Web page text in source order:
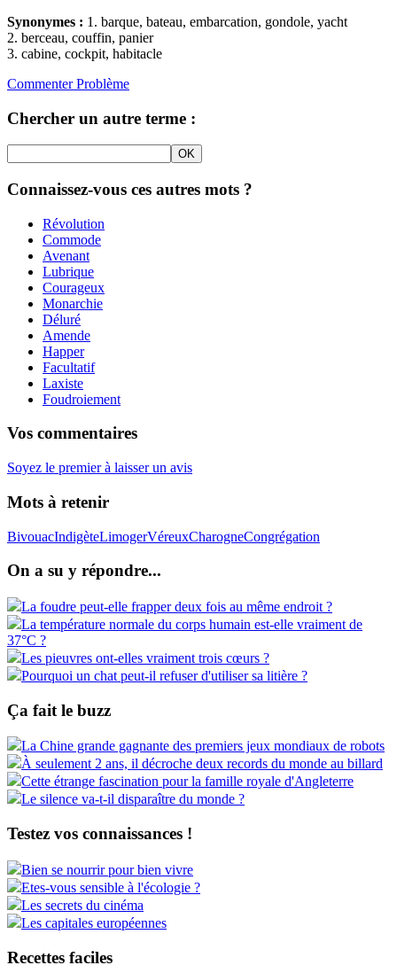
Synonymes : 1. barque, bateau, embarcation, gondole, yacht
2. berceau, couffin, panier
3. cabine, cockpit, habitacle
CommenterProblème
Chercher un autre terme :
Connaissez-vous ces autres mots ?
Révolution
Commode
Avenant
Lubrique
Courageux
Monarchie
Déluré
Amende
Happer
Facultatif
Laxiste
Foudroiement
Vos commentaires
Soyez le premier à laisser un avis
Mots à retenir
BivouacIndigèteLimogerVéreuxCharogneCongrégation
On a su y répondre...
La foudre peut-elle frapper deux fois au même endroit ?
La température normale du corps humain est-elle vraiment de
37°C ?
Les pieuvres ont-elles vraiment trois cœurs ?
Pourquoi un chat peut-il refuser d'utiliser sa litière ?
Ça fait le buzz
La Chine grande gagnante des premiers jeux mondiaux de robots
À seulement 2 ans, il décroche deux records du monde au billard
Cette étrange fascination pour la famille royale d'Angleterre
Le silence va-t-il disparaître du monde ?
Testez vos connaissances !
Bien se nourrir pour bien vivre
Etes-vous sensible à l'écologie ?
Les secrets du cinéma
Les capitales européennes
Recettes faciles